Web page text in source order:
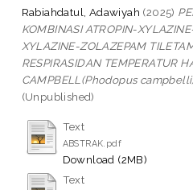
Rabiahdatul, Adawiyah (2025)
KOMBINASI ATROPIN-
XYLAZINE-ZOLAZEPAM
RESPIRASIDAN TEMPERATUR
CAMPBELL(Phodopus
(Unpublished)
Text
ABSTRAK.pdf
Download (2MB)
Text